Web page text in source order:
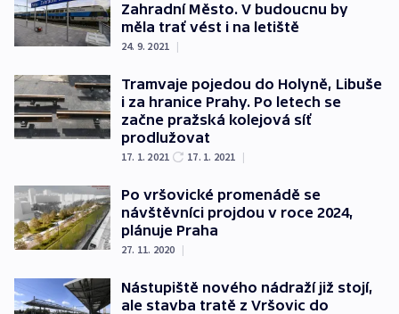
Zahradní Město. V budoucnu by
měla trať vést i na letiště
24. 9. 2021 |
Tramvaje pojedou do Holyně, Libuše
i za hranice Prahy. Po letech se
začne pražská kolejová síť
prodlužovat
17. 1. 2021 17. 1. 2021 |
Po vršovické promenádě se
návštěvníci projdou v roce 2024,
plánuje Praha
27. 11. 2020 |
Nástupiště nového nádraží již stojí,
ale stavba tratě z Vršovic do